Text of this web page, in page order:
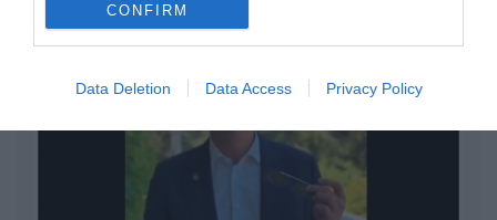
CONFIRM
Data Deletion Data Access Privacy Policy
Argumentos